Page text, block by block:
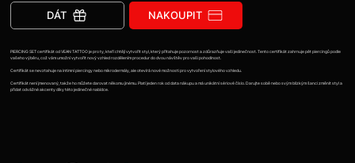
DÁT NAKOUPIT
PIERCING SET certifikát od VEAN TATTOO je pro ty, kteří chtějí vytvořit styl, který přitahuje pozornost a zdůrazňuje vaši jedinečnost. Tento certifikát zahrnuje pět piercingů podle
vašeho výběru, což vám umožní vytvořit nový vzhled rozdělením procedur do dvou návštěv pro vaši pohodlnost.
Certifikát se nevztahuje na intimní piercingy nebo mikrodermály, ale otevírá nové možnosti pro vytvoření stylového vzhledu.
Certifikát není jmenovaný, takže ho můžete darovat někomu jinému. Platí jeden rok od data nákupu a má unikátní sériové číslo. Darujte sobě nebo svým blízkým šanci změnit styl a
přidat odvážné akcenty díky této jedinečné nabídce.